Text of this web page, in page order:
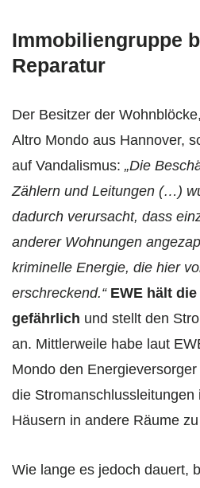
Immobiliengruppe
Reparatur
Der Besitzer der
Altro Mondo aus Hannover,
auf Vandalismus: „Die
Zählern und Leitungen (…)
dadurch verursacht, dass
anderer Wohnungen
kriminelle Energie, die hier
erschreckend.“ EWE hält
gefährlich und stellt den
an. Mittlerweile habe laut
Mondo den
die Stromanschlussleitungen
Häusern in andere Räume
Wie lange es jedoch dauert,